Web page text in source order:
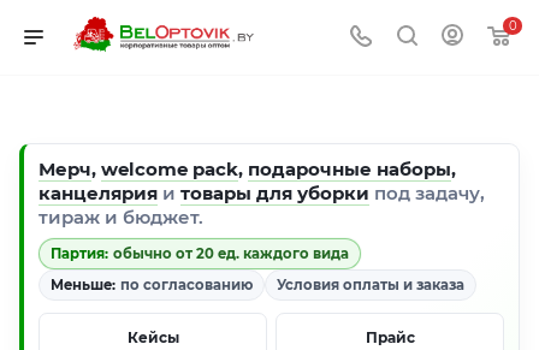
0
Мерч, welcome pack, подарочные наборы,
канцелярия и товары для уборки под задачу,
тираж и бюджет.
Партия: обычно от 20 ед. каждого вида
Меньше: по согласованию Условия оплаты и заказа
Кейсы Прайс